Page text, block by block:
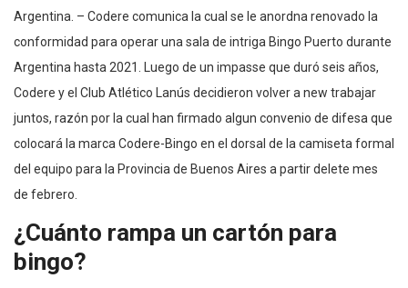
Argentina. – Codere comunica la cual se le anordna renovado la
conformidad para operar una sala de intriga Bingo Puerto durante
Argentina hasta 2021. Luego de un impasse que duró seis años,
Codere y el Club Atlético Lanús decidieron volver a new trabajar
juntos, razón por la cual han firmado algun convenio de difesa que
colocará la marca Codere-Bingo en el dorsal de la camiseta formal
del equipo para la Provincia de Buenos Aires a partir delete mes
de febrero.
¿Cuánto rampa un cartón para
bingo?